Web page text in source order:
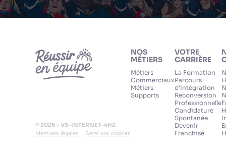
© 2026 - VS-INTERNET-4H2
Mentions légales Gérer vos cookies
NOS
MÉTIERS
Métiers
Commerciaux
Métiers
Supports
VOTRE
CARRIÈRE
La Formation
Parcours
d'Intégration
Reconversion
Professionnelle
Candidature
Spontanée
Devenir
Franchisé